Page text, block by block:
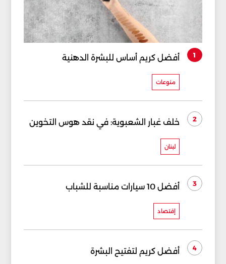
1 أفضل كريم أساس للبشرة الدهنية
منوعات
2 خلف غبار الشعبوية: في نقد هوس التخوين
لبنان
3 أفضل 10 سيارات مناسبة للشباب
إقتصاد
4 أفضل كريم لتفتيح البشرة